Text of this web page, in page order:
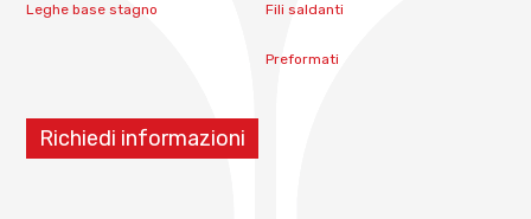
Leghe base stagno Fili saldanti
Preformati
Richiedi informazioni